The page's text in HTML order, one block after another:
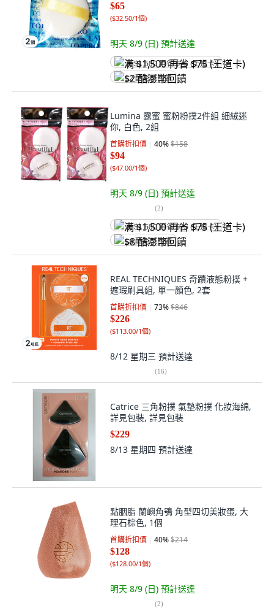
$65
($32.50/1個)
明天 8/9 (日) 預計送達
满 $1,500 再省 $75 (王道卡)
$2 酷澎幣回饋
Lumina 露蜜 蜜粉粉撲2件組 細絨迷
你, 白色, 2組
首購折扣價 40%$158
$94
($47.00/1個)
明天 8/9 (日) 預計送達
(2)
满 $1,500 再省 $75 (王道卡)
$8 酷澎幣回饋
REAL TECHNIQUES 奇蹟液態粉撲 +
遮瑕刷具組, 單一顏色, 2套
首購折扣價 73%$846
$226
($113.00/1個)
8/12 星期三 預計送達
(16)
Catrice 三角粉撲 氣墊粉撲 化妝海綿,
詳見包裝, 詳見包裝
$229
8/13 星期四 預計送達
點胭脂 蘭嶼角鴞 角型四切美妝蛋, 大
理石棕色, 1個
首購折扣價 40%$214
$128
($128.00/1個)
明天 8/9 (日) 預計送達
(2)